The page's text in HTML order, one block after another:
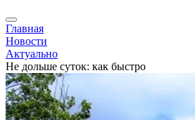
Главная
Новости
Актуально
Не дольше суток: как быстро